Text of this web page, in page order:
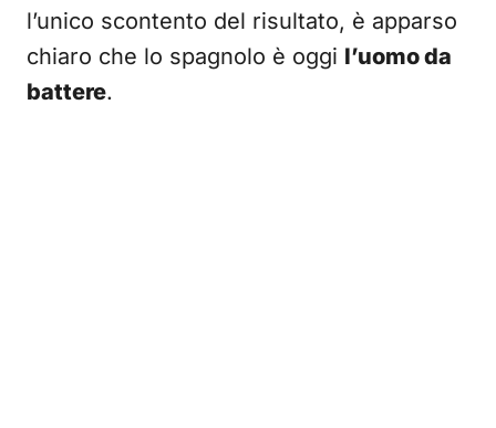
l’unico scontento del risultato, è apparso
chiaro che lo spagnolo è oggi l’uomo da
battere.